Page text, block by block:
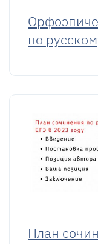
по
План